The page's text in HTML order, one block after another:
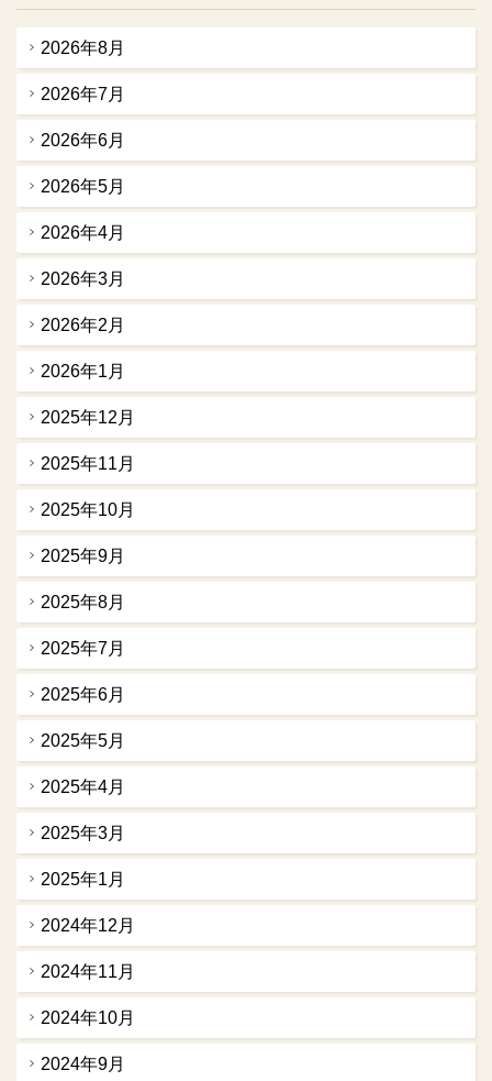
2026年8月
2026年7月
2026年6月
2026年5月
2026年4月
2026年3月
2026年2月
2026年1月
2025年12月
2025年11月
2025年10月
2025年9月
2025年8月
2025年7月
2025年6月
2025年5月
2025年4月
2025年3月
2025年1月
2024年12月
2024年11月
2024年10月
2024年9月